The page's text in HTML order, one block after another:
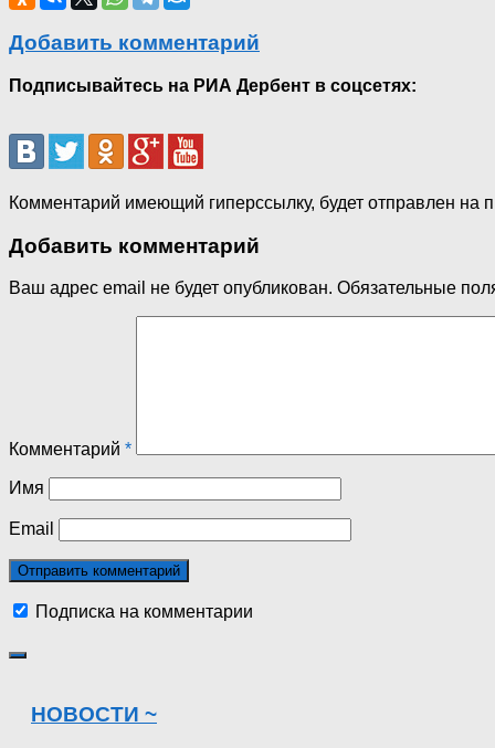
Добавить комментарий
Подписывайтесь на РИА Дербент в соцсетях:
Комментарий имеющий гиперссылку, будет отправлен на
Добавить комментарий
Ваш адрес email не будет опубликован. Обязательные
Комментарий *
Имя
Email
Подписка на комментарии
НОВОСТИ ~